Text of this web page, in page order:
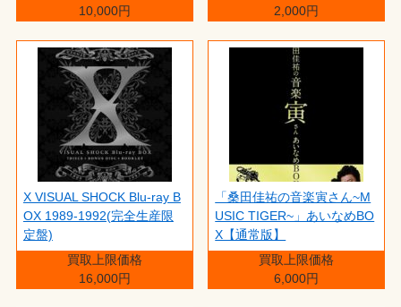
10,000円
2,000円
X VISUAL SHOCK Blu-ray B
OX 1989-1992(完全生産限
定盤)
買取上限価格
16,000円
「桑田佳祐の音楽寅さん~M
USIC TIGER~」あいなめBO
X【通常版】
買取上限価格
6,000円